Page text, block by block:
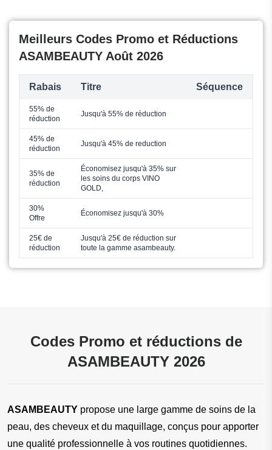
Meilleurs Codes Promo et Réductions
ASAMBEAUTY Août 2026
Rabais Titre Séquence
55% de
réduction
Jusqu'à 55% de réduction
45% de
réduction
Jusqu'à 45% de reduction
35% de
réduction
Économisez jusqu'à 35% sur
les soins du corps VINO
GOLD,
30%
Offre
Économisez jusqu'à 30%
25€ de
réduction
Jusqu'à 25€ de réduction sur
toute la gamme asambeauty.
Codes Promo et réductions de
ASAMBEAUTY 2026
ASAMBEAUTY propose une large gamme de soins de la
peau, des cheveux et du maquillage, conçus pour apporter
une qualité professionnelle à vos routines quotidiennes.